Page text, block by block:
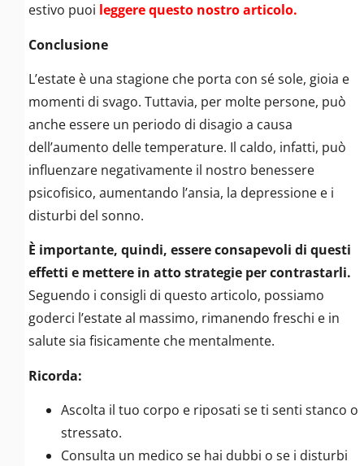
estivo puoi leggere questo nostro articolo.
Conclusione
L’estate è una stagione che porta con sé sole, gioia e
momenti di svago. Tuttavia, per molte persone, può
anche essere un periodo di disagio a causa
dell’aumento delle temperature. Il caldo, infatti, può
influenzare negativamente il nostro benessere
psicofisico, aumentando l’ansia, la depressione e i
disturbi del sonno.
È importante, quindi, essere consapevoli di questi
effetti e mettere in atto strategie per contrastarli.
Seguendo i consigli di questo articolo, possiamo
goderci l’estate al massimo, rimanendo freschi e in
salute sia fisicamente che mentalmente.
Ricorda:
Ascolta il tuo corpo e riposati se ti senti stanco o
stressato.
Consulta un medico se hai dubbi o se i disturbi